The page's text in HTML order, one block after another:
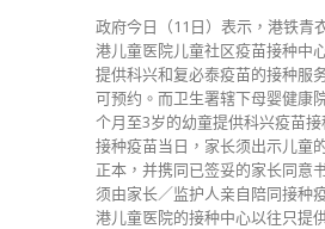
政府今日（11日）表示，港铁青
港儿童医院儿童社区疫苗接种中
提供科兴和复必泰疫苗的接种服
可预约。而卫生署辖下母婴健康
个月至3岁的幼童提供科兴疫苗
接种疫苗当日，家长须出示儿童
正本，并携同已签妥的家长同意
须由家长／监护人亲自陪同接种
港儿童医院的接种中心以往只提